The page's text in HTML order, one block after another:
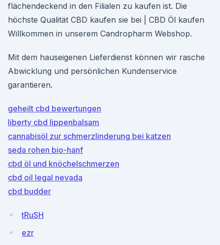
flächendeckend in den Filialen zu kaufen ist. Die
höchste Qualität CBD kaufen sie bei | CBD Öl kaufen
Willkommen in unserem Candropharm Webshop.
Mit dem hauseigenen Lieferdienst können wir rasche
Abwicklung und persönlichen Kundenservice
garantieren.
geheilt cbd bewertungen
liberty cbd lippenbalsam
cannabisöl zur schmerzlinderung bei katzen
seda rohen bio-hanf
cbd öl und knöchelschmerzen
cbd oil legal nevada
cbd budder
tRuSH
ezr